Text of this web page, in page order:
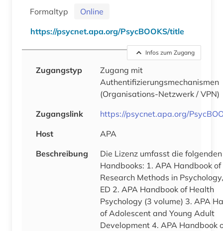
Formaltyp
Online
https://psycnet.apa.org/PsycBOOKS/title
Infos zum Zugang
Zugangstyp
Zugang mit
Authentifizierungsmechanismen
(Organisations-Netzwerk / VPN)
Zugangslink
https://psycnet.apa.org/
Host
APA
Beschreibung
Die Lizenz umfasst die folgenden
Handbooks: 1. APA Handbook of
Research Methods in
ED 2. APA Handbook of Health
Psychology (3 volume) 3. APA
of Adolescent and Young Adult
Development 4. APA Handbook